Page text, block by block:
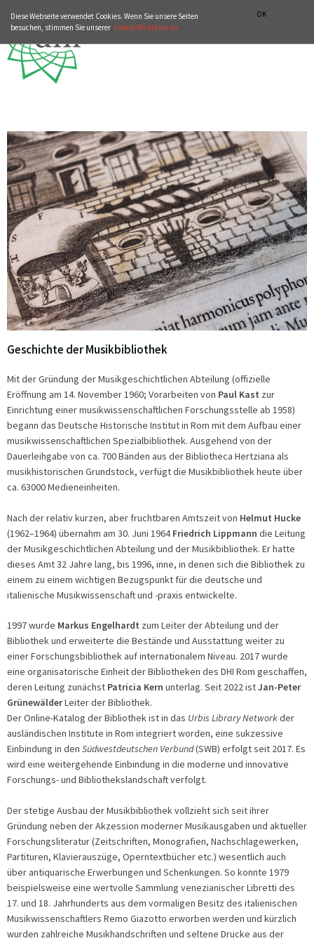
OK
Diese Webseite verwendet Cookies. Wenn Sie unsere Seiten
besuchen, stimmen Sie unserer Cookie-Richtlinie zu.
Geschichte der Musikbibliothek
Mit der Gründung der Musikgeschichtlichen Abteilung (offizielle
Eröffnung am 14. November 1960; Vorarbeiten von Paul Kast zur
Einrichtung einer musikwissenschaftlichen Forschungsstelle ab 1958)
begann das Deutsche Historische Institut in Rom mit dem Aufbau einer
musikwissenschaftlichen Spezialbibliothek. Ausgehend von der
Dauerleihgabe von ca. 700 Bänden aus der Bibliotheca Hertziana als
musikhistorischen Grundstock, verfügt die Musikbibliothek heute über
ca. 63000 Medieneinheiten.
Nach der relativ kurzen, aber fruchtbaren Amtszeit von Helmut Hucke
(1962–1964) übernahm am 30. Juni 1964Friedrich Lippmann die Leitung
der Musikgeschichtlichen Abteilung und der Musikbibliothek. Er hatte
dieses Amt 32 Jahre lang, bis 1996, inne, in denen sich die Bibliothek zu
einem zu einem wichtigen Bezugspunkt für die deutsche und
italienische Musikwissenschaft und -praxis entwickelte.
1997 wurde Markus Engelhardt zum Leiter der Abteilung und der
Bibliothek und erweiterte die Bestände und Ausstattung weiter zu
einer Forschungsbibliothek auf internationalem Niveau. 2017 wurde
eine organisatorische Einheit der Bibliotheken des DHI Rom geschaffen,
deren Leitung zunächst Patricia Kern unterlag. Seit 2022 istJan-Peter
GrünewälderLeiter der Bibliothek.
Der Online-Katalog der Bibliothek ist in das Urbis Library Networkder
ausländischen Institute in Rom integriert worden, eine sukzessive
Einbindung in den Südwestdeutschen Verbund(SWB) erfolgt seit 2017. Es
wird eine weitergehende Einbindung in die moderne und innovative
Forschungs- und Bibliothekslandschaft verfolgt.
Der stetige Ausbau der Musikbibliothek vollzieht sich seit ihrer
Gründung neben der Akzession moderner Musikausgaben und aktueller
Forschungsliteratur (Zeitschriften, Monografien, Nachschlagewerken,
Partituren, Klavierauszüge, Operntextbücher etc.) wesentlich auch
über antiquarische Erwerbungen und Schenkungen. So konnte 1979
beispielsweise eine wertvolle Sammlung venezianischer Libretti des
17. und 18. Jahrhunderts aus dem vormaligen Besitz des italienischen
Musikwissenschaftlers Remo Giazotto erworben werden und kürzlich
wurden zahlreiche Musikhandschriften und seltene Drucke aus der